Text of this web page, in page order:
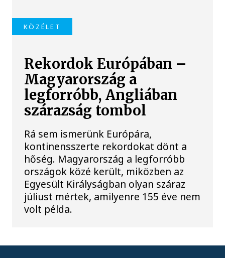
KÖZÉLET
Rekordok Európában –
Magyarország a
legforróbb, Angliában
szárazság tombol
Rá sem ismerünk Európára,
kontinensszerte rekordokat dönt a
hőség. Magyarország a legforróbb
országok közé került, miközben az
Egyesült Királyságban olyan száraz
júliust mértek, amilyenre 155 éve nem
volt példa.